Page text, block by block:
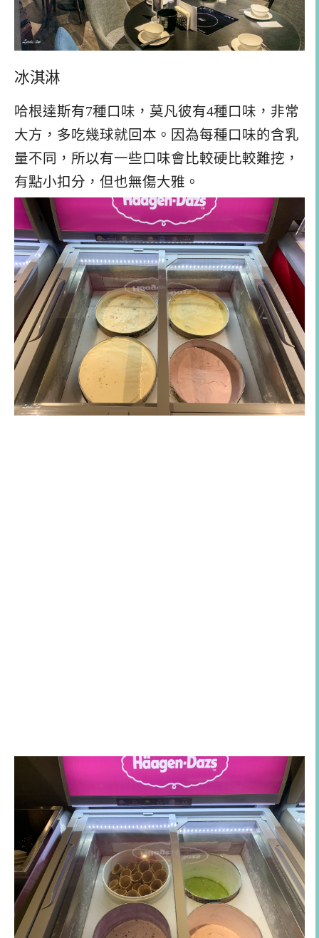
冰淇淋
哈根達斯有7種口味，莫凡彼有4種口味，非常
大方，多吃幾球就回本。因為每種口味的含乳
量不同，所以有一些口味會比較硬比較難挖，
有點小扣分，但也無傷大雅。